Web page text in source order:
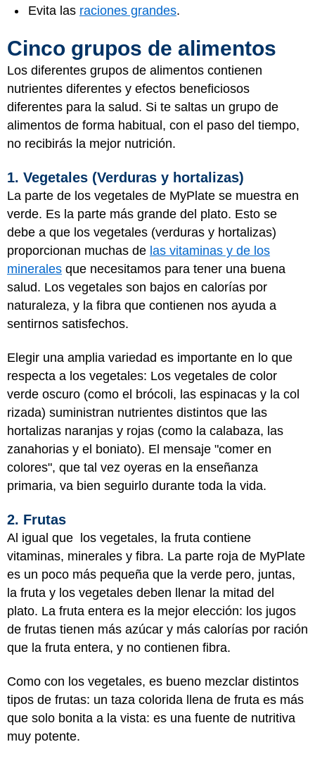
Evita las raciones grandes.
Cinco grupos de alimentos
Los diferentes grupos de alimentos contienen
nutrientes diferentes y efectos beneficiosos
diferentes para la salud. Si te saltas un grupo de
alimentos de forma habitual, con el paso del tiempo,
no recibirás la mejor nutrición.
1. Vegetales (Verduras y hortalizas)
La parte de los vegetales de MyPlate se muestra en
verde. Es la parte más grande del plato. Esto se
debe a que los vegetales (verduras y hortalizas)
proporcionan muchas de las vitaminas y de los
minerales que necesitamos para tener una buena
salud. Los vegetales son bajos en calorías por
naturaleza, y la fibra que contienen nos ayuda a
sentirnos satisfechos.
Elegir una amplia variedad es importante en lo que
respecta a los vegetales: Los vegetales de color
verde oscuro (como el brócoli, las espinacas y la col
rizada) suministran nutrientes distintos que las
hortalizas naranjas y rojas (como la calabaza, las
zanahorias y el boniato). El mensaje "comer en
colores", que tal vez oyeras en la enseñanza
primaria, va bien seguirlo durante toda la vida.
2. Frutas
Al igual que los vegetales, la fruta contiene
vitaminas, minerales y fibra. La parte roja de MyPlate
es un poco más pequeña que la verde pero, juntas,
la fruta y los vegetales deben llenar la mitad del
plato. La fruta entera es la mejor elección: los jugos
de frutas tienen más azúcar y más calorías por ración
que la fruta entera, y no contienen fibra.
Como con los vegetales, es bueno mezclar distintos
tipos de frutas: un taza colorida llena de fruta es más
que solo bonita a la vista: es una fuente de nutritiva
muy potente.